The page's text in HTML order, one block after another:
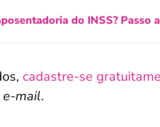
do INSS? Passo
cadastre-se
e-mail.